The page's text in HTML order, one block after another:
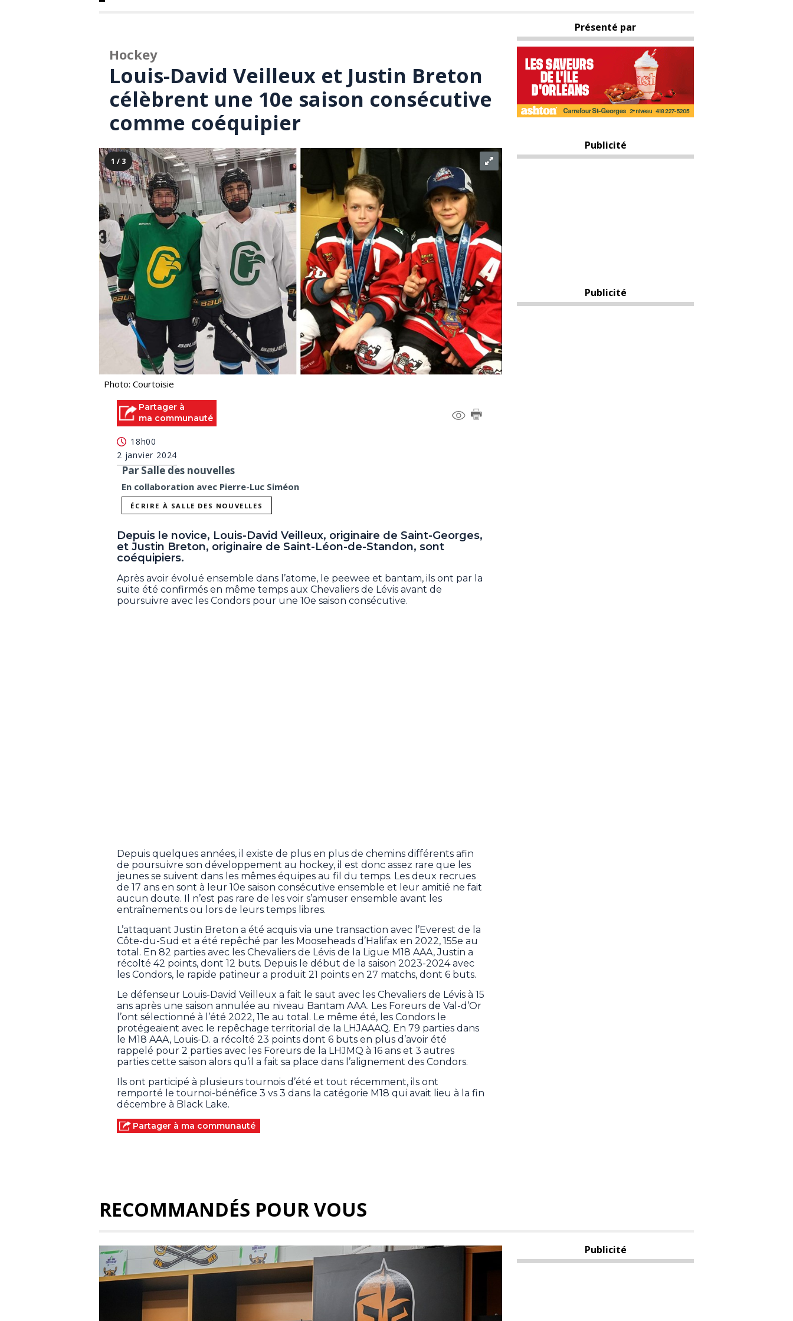
Hockey
Louis-David Veilleux et Justin Breton
célèbrent une 10e saison consécutive
comme coéquipier
1 / 3
Photo: Courtoisie
Partager à
ma communauté
18h00
2 janvier 2024
Par Salle des nouvelles
En collaboration avec Pierre-Luc Siméon
ÉCRIRE À SALLE DES NOUVELLES
Depuis le novice, Louis-David Veilleux, originaire de Saint-Georges,
et Justin Breton, originaire de Saint-Léon-de-Standon, sont
coéquipiers.
Après avoir évolué ensemble dans l’atome, le peewee et bantam, ils ont par la
suite été confirmés en même temps aux Chevaliers de Lévis avant de
poursuivre avec les Condors pour une 10e saison consécutive.
Depuis quelques années, il existe de plus en plus de chemins différents afin
de poursuivre son développement au hockey, il est donc assez rare que les
jeunes se suivent dans les mêmes équipes au fil du temps. Les deux recrues
de 17 ans en sont à leur 10e saison consécutive ensemble et leur amitié ne fait
aucun doute. Il n’est pas rare de les voir s’amuser ensemble avant les
entraînements ou lors de leurs temps libres.
L’attaquant Justin Breton a été acquis via une transaction avec l’Everest de la
Côte-du-Sud et a été repêché par les Mooseheads d’Halifax en 2022, 155e au
total. En 82 parties avec les Chevaliers de Lévis de la Ligue M18 AAA, Justin a
récolté 42 points, dont 12 buts. Depuis le début de la saison 2023-2024 avec
les Condors, le rapide patineur a produit 21 points en 27 matchs, dont 6 buts.
Le défenseur Louis-David Veilleux a fait le saut avec les Chevaliers de Lévis à 15
ans après une saison annulée au niveau Bantam AAA. Les Foreurs de Val-d’Or
l’ont sélectionné à l’été 2022, 11e au total. Le même été, les Condors le
protégeaient avec le repêchage territorial de la LHJAAAQ. En 79 parties dans
le M18 AAA, Louis-D. a récolté 23 points dont 6 buts en plus d’avoir été
rappelé pour 2 parties avec les Foreurs de la LHJMQ à 16 ans et 3 autres
parties cette saison alors qu’il a fait sa place dans l’alignement des Condors.
Ils ont participé à plusieurs tournois d’été et tout récemment, ils ont
remporté le tournoi-bénéfice 3 vs 3 dans la catégorie M18 qui avait lieu à la fin
décembre à Black Lake.
Partager à ma communauté
Présenté par
Publicité
Publicité
RECOMMANDÉS POUR VOUS
Publicité